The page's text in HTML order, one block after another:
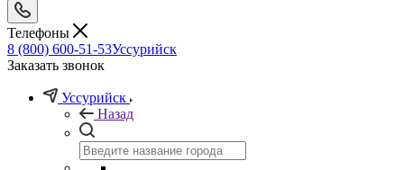
Телефоны
8 (800) 600-51-53Уссурийск
Заказать звонок
Уссурийск
Назад